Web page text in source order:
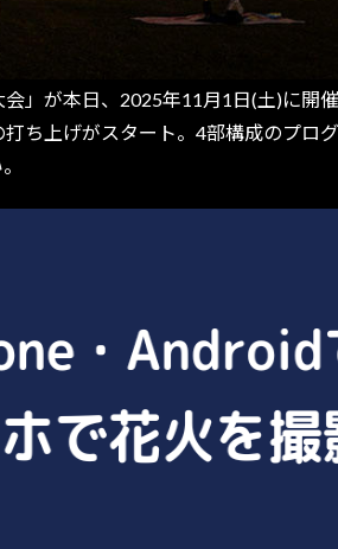
」が本日、2025年11月1日(土)に開
ち上げがスタート。4部構成のプロ